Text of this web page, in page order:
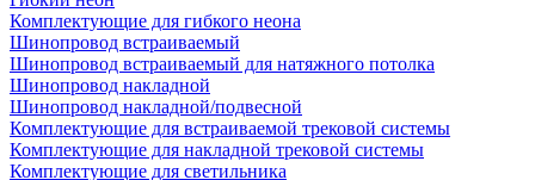
Комплектующие для гибкого неона
Шинопровод встраиваемый
Шинопровод встраиваемый для натяжного потолка
Шинопровод накладной
Шинопровод накладной/подвесной
Комплектующие для встраиваемой трековой системы
Комплектующие для накладной трековой системы
Комплектующие для светильника